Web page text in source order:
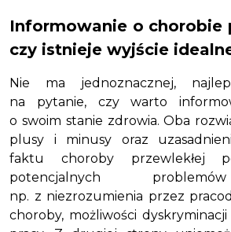
Informowanie o chorobie
czy istnieje wyjście
Nie ma jednoznacznej,
na pytanie, czy warto
o swoim stanie zdrowia. Oba
plusy i minusy oraz
faktu choroby przewlekłej
potencjalnych
np. z niezrozumienia przez
choroby, możliwości